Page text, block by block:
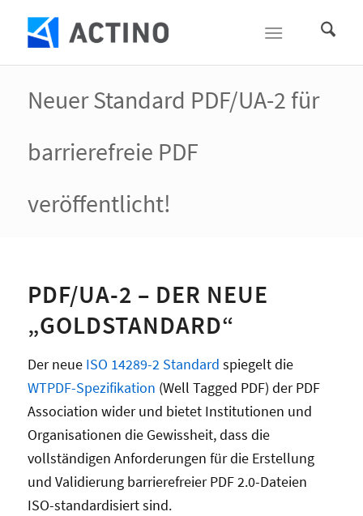
Neuer Standard PDF/UA-2 für
barrierefreie PDF
veröffentlicht!
PDF/UA-2 – DER NEUE
„GOLDSTANDARD“
Der neue ISO 14289-2 Standard spiegelt die
WTPDF-Spezifikation (Well Tagged PDF) der PDF
Association wider und bietet Institutionen und
Organisationen die Gewissheit, dass die
vollständigen Anforderungen für die Erstellung
und Validierung barrierefreier PDF 2.0-Dateien
ISO-standardisiert sind.